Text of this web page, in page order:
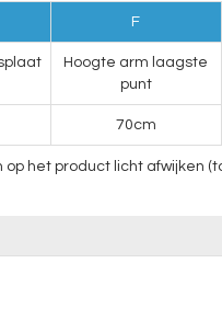
F
Hoogte arm laagste
punt
70cm
het product licht afwijken